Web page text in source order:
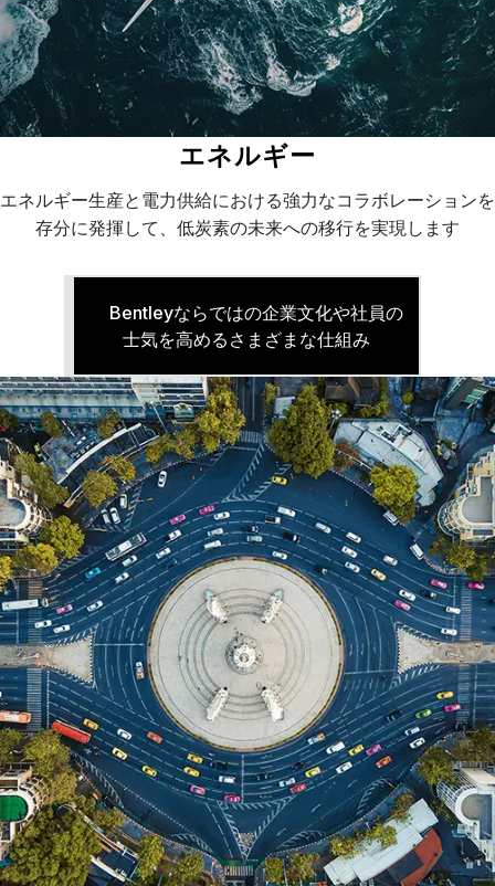
エネルギー
エネルギー生産と電力供給における強力なコラボレーションを
存分に発揮して、低炭素の未来への移行を実現します
Bentleyならではの企業文化や社員の
士気を高めるさまざまな仕組み